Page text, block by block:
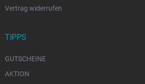
Vertrag widerrufen
TIPPS
GUTSCHEINE
AKTION